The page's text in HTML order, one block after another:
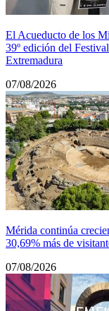
El Acueducto de los
39º edición del
Extremadura
07/08/2026
Mérida continúa
30,69% más de
07/08/2026